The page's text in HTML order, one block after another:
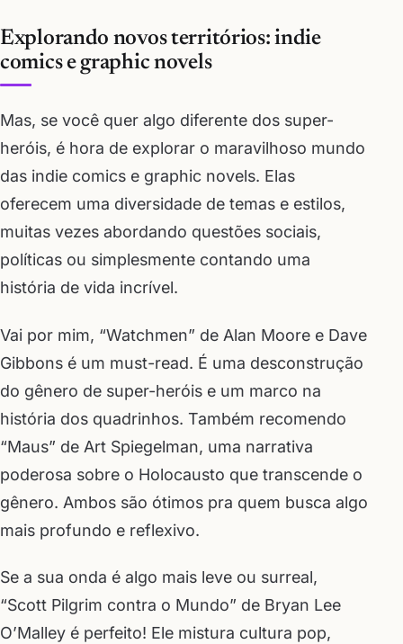
Explorando novos territórios: indie
comics e graphic novels
Mas, se você quer algo diferente dos super-
heróis, é hora de explorar o maravilhoso mundo
das indie comics e graphic novels. Elas
oferecem uma diversidade de temas e estilos,
muitas vezes abordando questões sociais,
políticas ou simplesmente contando uma
história de vida incrível.
Vai por mim, “Watchmen” de Alan Moore e Dave
Gibbons é um must-read. É uma desconstrução
do gênero de super-heróis e um marco na
história dos quadrinhos. Também recomendo
“Maus” de Art Spiegelman, uma narrativa
poderosa sobre o Holocausto que transcende o
gênero. Ambos são ótimos pra quem busca algo
mais profundo e reflexivo.
Se a sua onda é algo mais leve ou surreal,
“Scott Pilgrim contra o Mundo” de Bryan Lee
O’Malley é perfeito! Ele mistura cultura pop,